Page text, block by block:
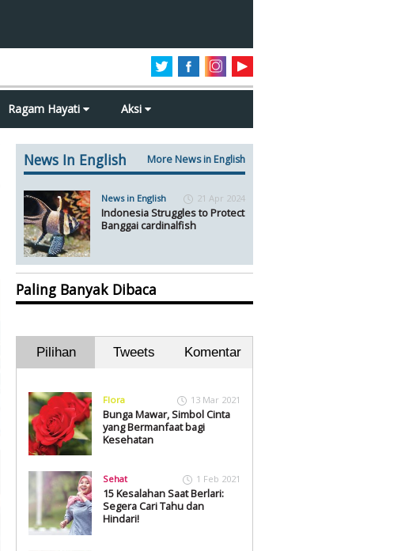
Ragam Hayati Aksi
News In English More News in English
News in English 21 Apr 2024
Indonesia Struggles to Protect
Banggai cardinalfish
Paling Banyak Dibaca
Pilihan Tweets Komentar
Flora 13 Mar 2021
Bunga Mawar, Simbol Cinta
yang Bermanfaat bagi
Kesehatan
Sehat 1 Feb 2021
15 Kesalahan Saat Berlari:
Segera Cari Tahu dan
Hindari!